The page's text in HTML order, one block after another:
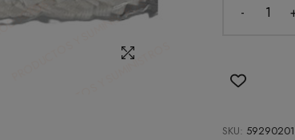
-
SKU: 59290201